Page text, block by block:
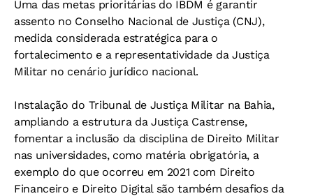
Uma das metas prioritárias do IBDM é garantir
assento no Conselho Nacional de Justiça (CNJ),
medida considerada estratégica para o
fortalecimento e a representatividade da Justiça
Militar no cenário jurídico nacional.
Instalação do Tribunal de Justiça Militar na Bahia,
ampliando a estrutura da Justiça Castrense,
fomentar a inclusão da disciplina de Direito Militar
nas universidades, como matéria obrigatória, a
exemplo do que ocorreu em 2021 com Direito
Financeiro e Direito Digital são também desafios da